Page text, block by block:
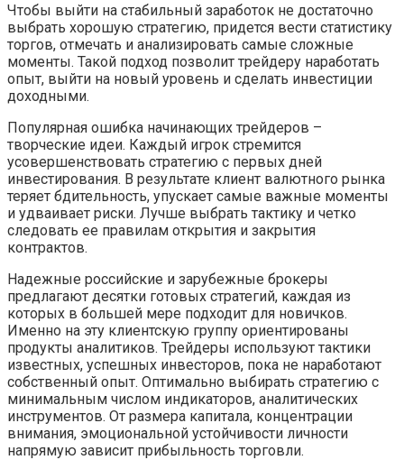
Чтобы выйти на стабильный заработок не достаточно
выбрать хорошую стратегию, придется вести статистику
торгов, отмечать и анализировать самые сложные
моменты. Такой подход позволит трейдеру наработать
опыт, выйти на новый уровень и сделать инвестиции
доходными.
Популярная ошибка начинающих трейдеров –
творческие идеи. Каждый игрок стремится
усовершенствовать стратегию с первых дней
инвестирования. В результате клиент валютного рынка
теряет бдительность, упускает самые важные моменты
и удваивает риски. Лучше выбрать тактику и четко
следовать ее правилам открытия и закрытия
контрактов.
Надежные российские и зарубежные брокеры
предлагают десятки готовых стратегий, каждая из
которых в большей мере подходит для новичков.
Именно на эту клиентскую группу ориентированы
продукты аналитиков. Трейдеры используют тактики
известных, успешных инвесторов, пока не наработают
собственный опыт. Оптимально выбирать стратегию с
минимальным числом индикаторов, аналитических
инструментов. От размера капитала, концентрации
внимания, эмоциональной устойчивости личности
напрямую зависит прибыльность торговли.